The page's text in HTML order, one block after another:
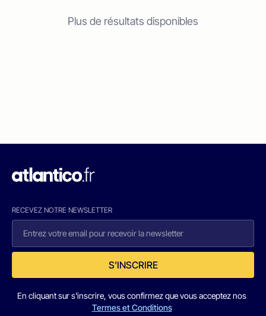
Plus de résultats disponibles
RECEVEZ NOTRE NEWSLETTER
S'INSCRIRE
En cliquant sur s'inscrire, vous confirmez que vous acceptez nos
Termes et Conditions